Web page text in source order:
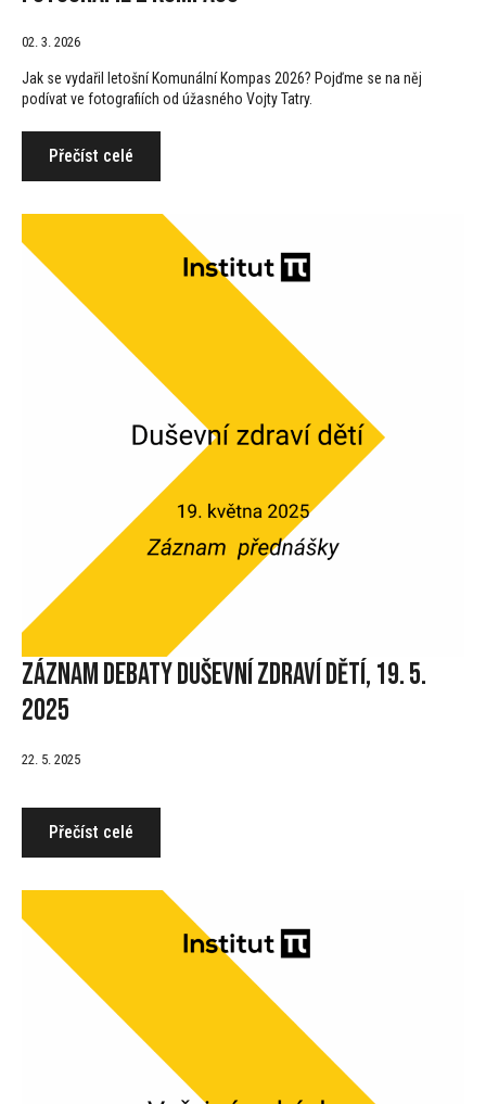
02. 3. 2026
Jak se vydařil letošní Komunální Kompas 2026? Pojďme se na něj
podívat ve fotografiích od úžasného Vojty Tatry.
Přečíst celé
Záznam debaty Duševní zdraví dětí, 19. 5.
2025
22. 5. 2025
Přečíst celé